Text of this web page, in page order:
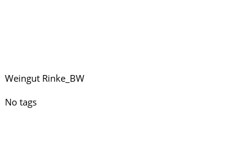
Weingut Rinke_BW
No tags